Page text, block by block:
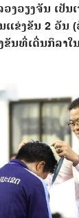
ງວຽງຈັນ ເປັນ
ແຂ່ງຂັນ 2 ວັນ
ຂັນທີ່ເດີ່ນກິລາ